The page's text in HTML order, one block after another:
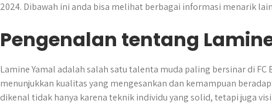
2024. Dibawah ini anda bisa melihat berbagai informasi menarik
Pengenalan tentang
Lamine Yamal adalah salah satu talenta muda paling bersinar di FC
menunjukkan kualitas yang mengesankan dan kemampuan
dikenal tidak hanya karena teknik individu yang solid, tetapi juga